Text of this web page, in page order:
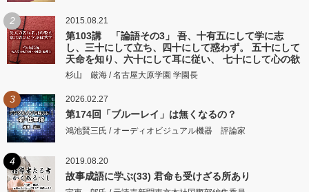
2 2015.08.21
第103講 「論語その3」 吾、十有五にして学に志
し、三十にして立ち、四十にして惑わず。 五十にして
天命を知り、六十にして耳に従い、 七十にして心の欲
するところに従いて矩をこえず。
杉山 厳海 / 名古屋大原学園 学園長
3 2026.02.27
第174回「ブルーレイ」は無くなるの？
鴻池賢三氏 / オーディオビジュアル機器 評論家
4 2019.08.20
故事成語に学ぶ(33) 君命も受けざる所あり